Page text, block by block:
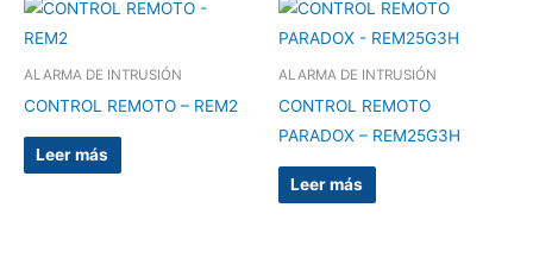
ALARMA DE INTRUSIÓN
CONTROL REMOTO – REM2
Leer más
ALARMA DE INTRUSIÓN
CONTROL REMOTO
PARADOX – REM25G3H
Leer más